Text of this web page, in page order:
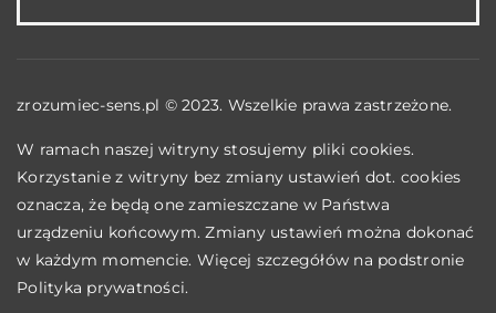
zrozumiec-sens.pl © 2023. Wszelkie prawa zastrzeżone.
W ramach naszej witryny stosujemy pliki cookies.
Korzystanie z witryny bez zmiany ustawień dot. cookies
oznacza, że będą one zamieszczane w Państwa
urządzeniu końcowym. Zmiany ustawień można dokonać
w każdym momencie. Więcej szczegółów na podstronie
Polityka prywatności.